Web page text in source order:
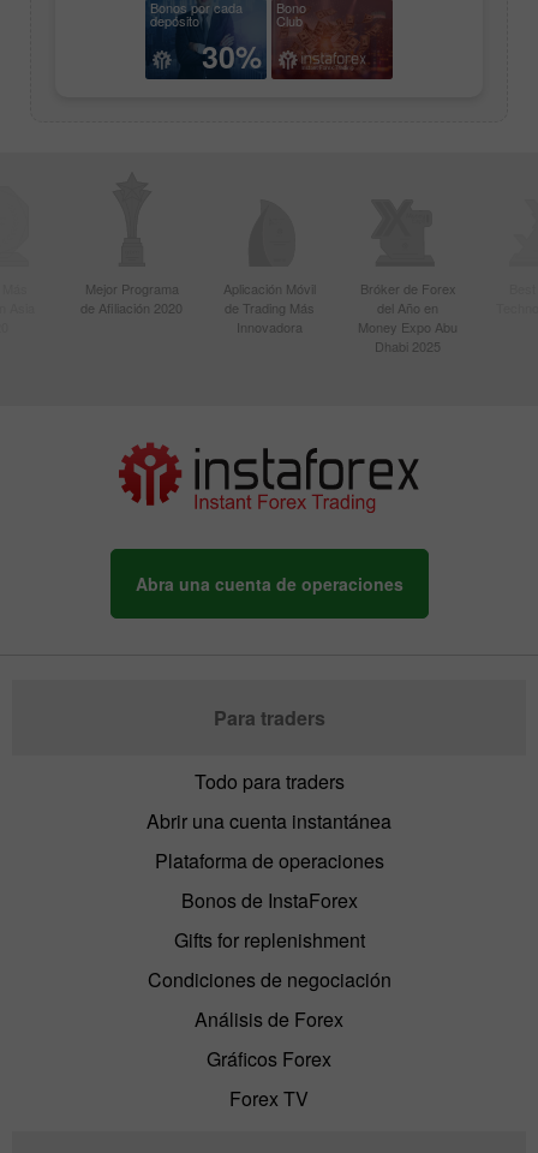
Bonos por cada
depósito
30%
Bono
Club
Mejor Programa
de Afiliación 2020
Aplicación Móvil
de Trading Más
Innovadora
Bróker de Forex
del Año en
Money Expo Abu
Dhabi 2025
Abra una cuenta de operaciones
Para traders
Todo para traders
Abrir una cuenta instantánea
Plataforma de operaciones
Bonos de InstaForex
Gifts for replenishment
Condiciones de negociación
Análisis de Forex
Gráficos Forex
Forex TV